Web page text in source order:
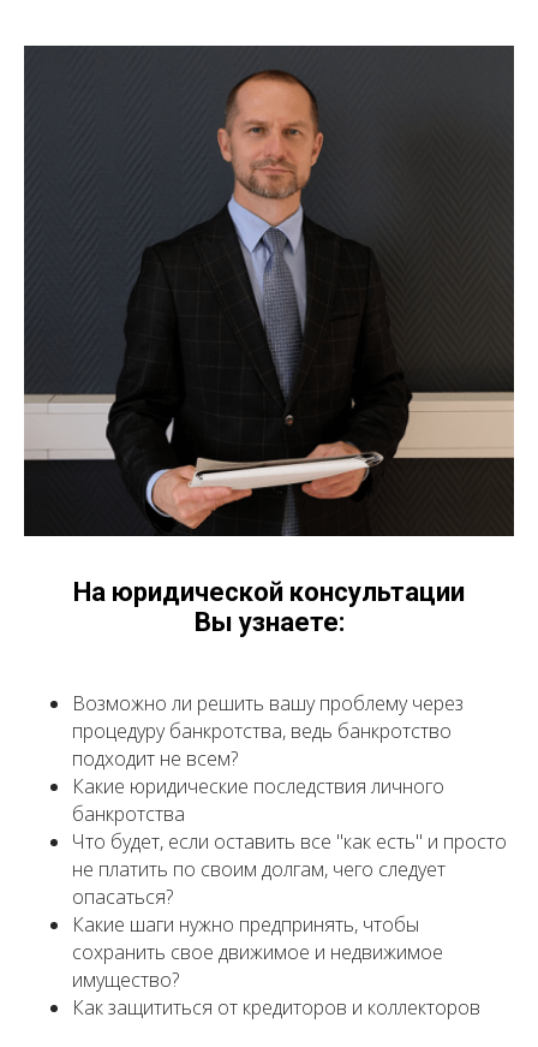
На юридической консультации
Вы узнаете:
Возможно ли решить вашу проблему через
процедуру банкротства, ведь банкротство
подходит не всем?
Какие юридические последствия личного
банкротства
Что будет, если оставить все "как есть" и просто
не платить по своим долгам, чего следует
опасаться?
Какие шаги нужно предпринять, чтобы
сохранить свое движимое и недвижимое
имущество?
Как защититься от кредиторов и коллекторов